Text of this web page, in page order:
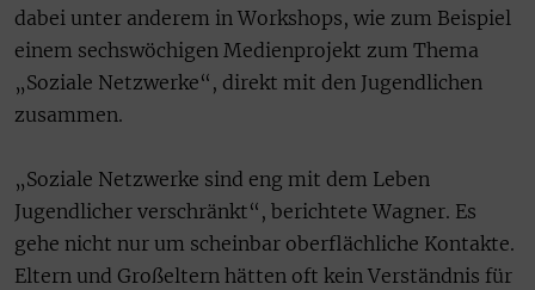
dabei unter anderem in Workshops, wie zum Beispiel
einem sechswöchigen Medienprojekt zum Thema
„Soziale Netzwerke“, direkt mit den Jugendlichen
zusammen.
„Soziale Netzwerke sind eng mit dem Leben
Jugendlicher verschränkt“, berichtete Wagner. Es
gehe nicht nur um scheinbar oberflächliche Kontakte.
Eltern und Großeltern hätten oft kein Verständnis für